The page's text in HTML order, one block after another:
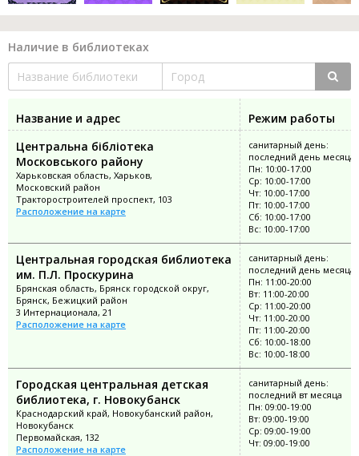
Наличие в библиотеках
Название и адрес
Режим работы
Центральна бібліотека
Московського району
Харьковская область, Харьков,
Московский район
Тракторостроителей проспект, 103
Расположение на карте
санитарный день:
последний день месяца
Пн: 10:00-17:00
Ср: 10:00-17:00
Чт: 10:00-17:00
Пт: 10:00-17:00
Сб: 10:00-17:00
Вс: 10:00-17:00
Центральная городская библиотека
им. П.Л. Проскурина
Брянская область, Брянск городской округ,
Брянск, Бежицкий район
3 Интернационала, 21
Расположение на карте
санитарный день:
последний день месяца
Пн: 11:00-20:00
Вт: 11:00-20:00
Ср: 11:00-20:00
Чт: 11:00-20:00
Пт: 11:00-20:00
Сб: 10:00-18:00
Вс: 10:00-18:00
Городская центральная детская
библиотека, г. Новокубанск
Краснодарский край, Новокубанский район,
Новокубанск
Первомайская, 132
Расположение на карте
санитарный день:
последний вт месяца
Пн: 09:00-19:00
Вт: 09:00-19:00
Ср: 09:00-19:00
Чт: 09:00-19:00